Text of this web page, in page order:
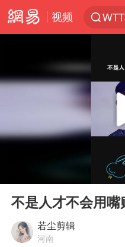
视频
白
杭
《
情
Play
不是人才不会用嘴
若尘剪辑
河南